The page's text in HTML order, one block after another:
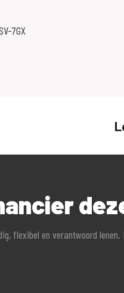
7GX
flexibel en verantwoord